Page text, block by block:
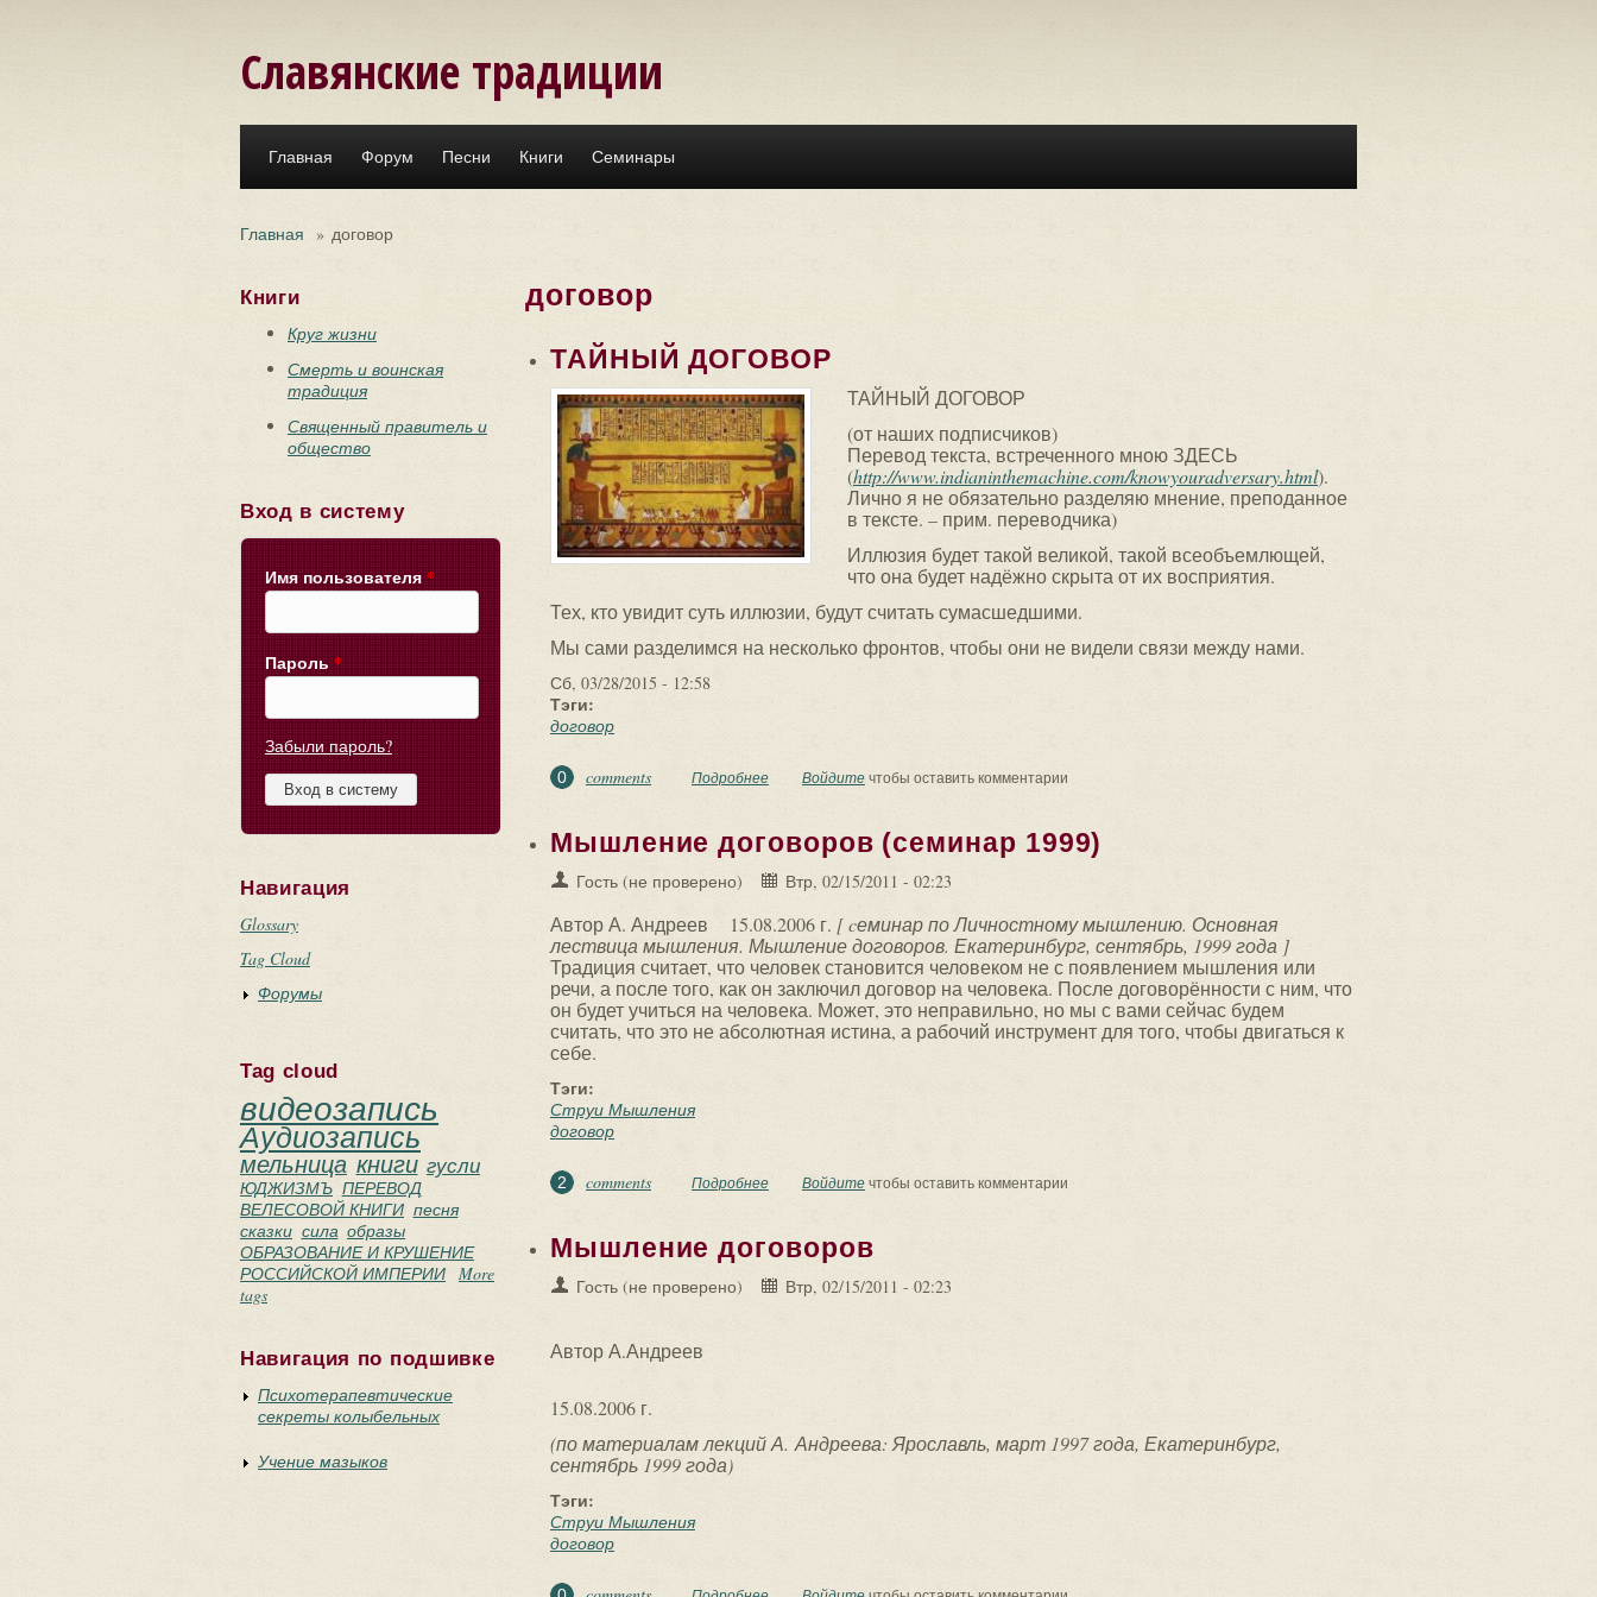
Славянские традиции
Главная Форум Песни Книги Семинары
Главная » договор
Книги
Круг жизни
Смерть и воинская
традиция
Священный правитель и
общество
Вход в систему
Имя пользователя *
Пароль *
Забыли пароль?
Навигация
Glossary
Tag Cloud
Форумы
Tag cloud
видеозапись
Аудиозапись
мельница книги гусли
ЮДЖИЗМЪ ПЕРЕВОД
ВЕЛЕСОВОЙ КНИГИ песня
сказки сила образы
ОБРАЗОВАНИЕ И КРУШЕНИЕ
РОССИЙСКОЙ ИМПЕРИИ More
tags
Навигация по подшивке
Психотерапевтические
секреты колыбельных
Учение мазыков
договор
ТАЙНЫЙ ДОГОВОР
ТАЙНЫЙ ДОГОВОР
(от наших подписчиков)
Перевод текста, встреченного мною ЗДЕСЬ
(http://www.indianinthemachine.com/knowyouradversary.html).
Лично я не обязательно разделяю мнение, преподанное
в тексте. – прим. переводчика)
Иллюзия будет такой великой, такой всеобъемлющей,
что она будет надёжно скрыта от их восприятия.
Тех, кто увидит суть иллюзии, будут считать сумасшедшими.
Мы сами разделимся на несколько фронтов, чтобы они не видели связи между нами.
Сб, 03/28/2015 - 12:58
Тэги:
договор
0 comments Подробнее о ТАЙНЫЙ ДОГОВОР
Войдитечтобы оставить комментарии
Мышление договоров (семинар 1999)
Гость (не проверено) Втр, 02/15/2011 - 02:23
Автор А. Андреев 15.08.2006 г. [ cеминар по Личностному мышлению. Основная
лествица мышления. Мышление договоров. Екатеринбург, сентябрь, 1999 года ]
Традиция считает, что человек становится человеком не с появлением мышления или
речи, а после того, как он заключил договор на человека. После договорённости с ним, что
он будет учиться на человека. Может, это неправильно, но мы с вами сейчас будем
считать, что это не абсолютная истина, а рабочий инструмент для того, чтобы двигаться к
себе.
Тэги:
Струи Мышления
договор
2 comments Подробнее о Мышление договоров (семинар 1999)
Войдитечтобы оставить комментарии
Мышление договоров
Гость (не проверено) Втр, 02/15/2011 - 02:23
Автор А.Андреев
15.08.2006 г.
(по материалам лекций А. Андреева: Ярославль, март 1997 года, Екатеринбург,
сентябрь 1999 года)
Тэги:
Струи Мышления
договор